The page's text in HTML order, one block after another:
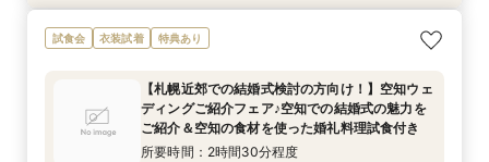
8/17(月
【札幌近郊での結婚式検討の方向け！】空知エリ
ア ウェディングスタイル相談会♪
10:00〜
12:30〜
15:00〜
8/17(月
☆マイナビ限定☆こだわりのロケーションフォト
相談会！
10:00〜
12:30〜
15:00〜
8/17(月
最短1か月で挙式可能！少人数・フォトウェディ
ングをお考えのおふたりにも♡クイックウェディ
所要時間：2時間30分程度
10:00〜
12:30〜
15:00〜
試食会 衣装試着 特典あり
【札幌近郊での結婚式検討の方向け！】空知ウェ
ディングご紹介フェア♪空知での結婚式の魅力を
ご紹介＆空知の食材を使った婚礼料理試食付き
所要時間：2時間30分程度